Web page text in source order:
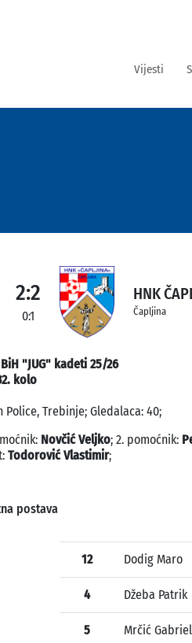
Vijesti
2:2
0:1
HNK
Čapljina
"JUG" kadeti 25/26
kolo
Police, Trebinje; Gledalaca: 40;
Novčić Veljko; 2. pomoćnik:
Todorović Vlastimir;
postava
12 Dodig Maro
4 Džeba Patrik
5 Mrčić Gabriel